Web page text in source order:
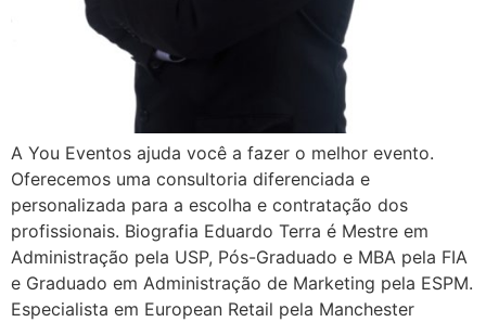
A You Eventos ajuda você a fazer o melhor evento.
Oferecemos uma consultoria diferenciada e
personalizada para a escolha e contratação dos
profissionais. Biografia Eduardo Terra é Mestre em
Administração pela USP, Pós-Graduado e MBA pela FIA
e Graduado em Administração de Marketing pela ESPM.
Especialista em European Retail pela Manchester